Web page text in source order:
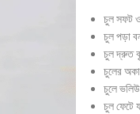
চুল সফট
চুল পড়া
চুল দ্রুত
চুলের
চুলে
চুল ফেটে